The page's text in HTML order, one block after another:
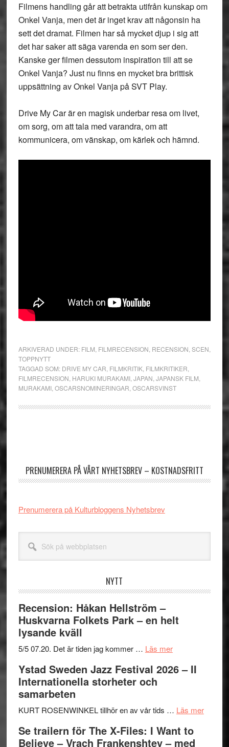
Filmens handling går att betrakta utifrån kunskap om
Onkel Vanja, men det är inget krav att någonsin ha
sett det dramat. Filmen har så mycket djup i sig att
det har saker att säga varenda en som ser den.
Kanske ger filmen dessutom inspiration till att se
Onkel Vanja? Just nu finns en mycket bra brittisk
uppsättning av Onkel Vanja på SVT Play.
Drive My Car är en magisk underbar resa om livet,
om sorg, om att tala med varandra, om att
kommunicera, om vänskap, om kärlek och hämnd.
ARKIVERAD UNDER: FILM FILMRECENSION RECENSION SCEN
TOPPNYTT
TAGGAD SOM: DRIVE MY CAR FILMKRITIK, FILMKRITIKER
FILMRECENSION HARUKI MURAKAMI, JAPAN JAPANSK FILM
MURAKAMI, OSCARSNOMINERINGAR OSCARSVINST
PRENUMERERA PÅ VÅRT NYHETSBREV – KOSTNADSFRITT
Prenumerera på Kulturbloggens Nyhetsbrev
webbplatsen
NYTT
Recension: Håkan Hellström –
Huskvarna Folkets Park – en helt
lysande kväll
5/5 07.20. Det är tiden jag kommer … Läs merom
Håkan
Huskvarna
Park
Ystad Sweden Jazz Festival 2026 – II
Internationella storheter och
samarbeten
KURT ROSENWINKEL tillhör en av vår tids … Läs merom
Se trailern för The X-Files: I Want to
Believe – Vrach Frankenshtey – med